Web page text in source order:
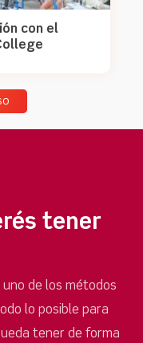
con el
tener
de los métodos
lo posible para
tener de forma